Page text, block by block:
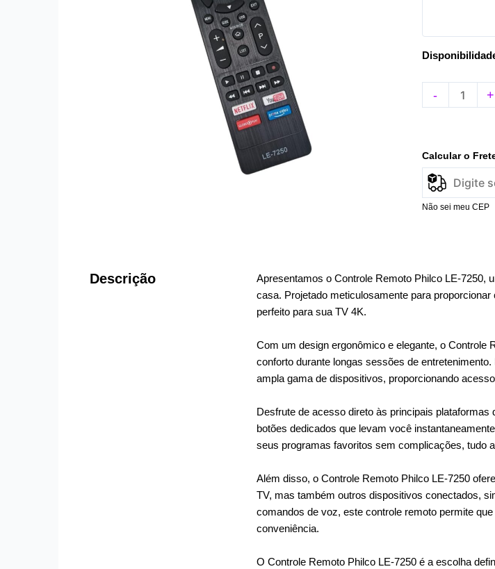
-
Prime
quantidade
+
Calcular o
Não sei meu CEP
Descrição
Apresentamos o Controle Remoto Philco LE-7250,
casa. Projetado meticulosamente para
perfeito para sua TV 4K.
Com um design ergonômico e elegante, o Controle
conforto durante longas sessões de
ampla gama de dispositivos, proporcionando
Desfrute de acesso direto às principais
botões dedicados que levam você
seus programas favoritos sem complicações, tudo
Além disso, o Controle Remoto Philco LE-7250
TV, mas também outros dispositivos conectados,
comandos de voz, este controle remoto permite
conveniência.
O Controle Remoto Philco LE-7250 é a escolha